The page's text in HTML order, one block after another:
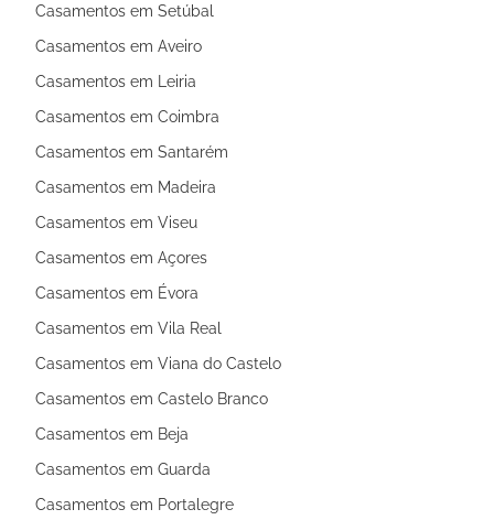
Casamentos em Setúbal
Casamentos em Aveiro
Casamentos em Leiria
Casamentos em Coimbra
Casamentos em Santarém
Casamentos em Madeira
Casamentos em Viseu
Casamentos em Açores
Casamentos em Évora
Casamentos em Vila Real
Casamentos em Viana do Castelo
Casamentos em Castelo Branco
Casamentos em Beja
Casamentos em Guarda
Casamentos em Portalegre